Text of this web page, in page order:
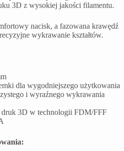
3D z wysokiej jakości filamentu.
nacisk, a fazowana krawędź
wykrawanie kształtów.
dla wygodniejszego użytkowania
i wyraźnego wykrawania
3D w technologii FDM/FFF